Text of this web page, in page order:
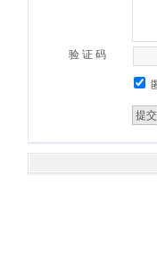
验 证 码